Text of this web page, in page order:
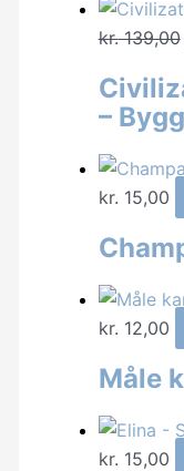
kr.139,00
–
kr. 15,00
kr. 12,00
Måle
kr. 15,00